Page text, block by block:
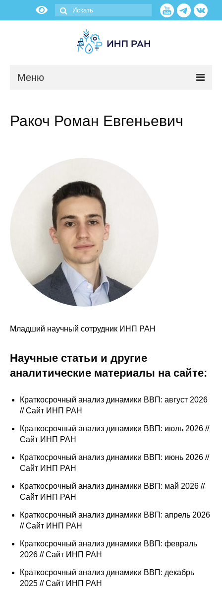
Меню
Научные подразделения
Администрация
Сотрудники
Отчетность
Противодействие коррупции
Материалы для СМИ
Публикации
О журнале
Номера журналов
Редакционная этика
Информация для авторов
Стандарты оформления
Научные труды
О журнале
Ракоч Роман Евгеньевич
Младший научный сотрудник ИНП РАН
Научные статьи и другие
аналитические материалы на сайте:
Краткосрочный анализ динамики ВВП: август 2026
// Сайт ИНП РАН
Краткосрочный анализ динамики ВВП: июль 2026 //
Сайт ИНП РАН
Краткосрочный анализ динамики ВВП: июнь 2026 //
Сайт ИНП РАН
Краткосрочный анализ динамики ВВП: май 2026 //
Сайт ИНП РАН
Краткосрочный анализ динамики ВВП: апрель 2026
// Сайт ИНП РАН
Краткосрочный анализ динамики ВВП: февраль
2026 // Сайт ИНП РАН
Краткосрочный анализ динамики ВВП: декабрь
2025 // Сайт ИНП РАН